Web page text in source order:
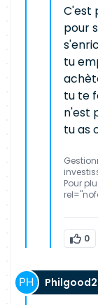
C'est
pour
tu
tu te
n'est
tu as
Pour
0